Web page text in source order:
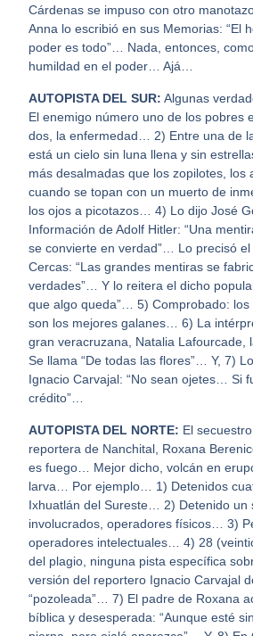
Cárdenas se impuso con otro
Anna lo escribió en sus Memorias: “El
poder es todo”… Nada, entonces,
humildad en el poder… Ajá…
AUTOPISTA DEL SUR: Algunas
El enemigo número uno de los pobres
dos, la enfermedad… 2) Entre una de
está un cielo sin luna llena y sin
más desalmadas que los zopilotes, los
cuando se topan con un muerto de
los ojos a picotazos… 4) Lo dijo José
Información de Adolf Hitler: “Una
se convierte en verdad”… Lo precisó
Cercas: “Las grandes mentiras se
verdades”… Y lo reitera el dicho
que algo queda”… 5) Comprobado:
son los mejores galanes… 6) La
gran veracruzana, Natalia Lafourcade,
Se llama “De todas las flores”… Y, 7)
Ignacio Carvajal: “No sean ojetes… Si
crédito”…
AUTOPISTA DEL NORTE: El
reportera de Nanchital, Roxana
es fuego… Mejor dicho, volcán en
larva… Por ejemplo… 1) Detenidos
Ixhuatlán del Sureste… 2) Detenido un
involucrados, operadores físicos… 3)
operadores intelectuales… 4) 28
del plagio, ninguna pista específica
versión del reportero Ignacio Carvajal
“pozoleada”… 7) El padre de Roxana
bíblica y desesperada: “Aunque esté